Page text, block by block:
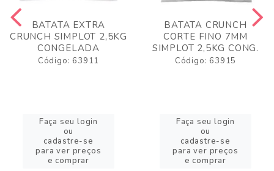
BATATA EXTRA
CRUNCH SIMPLOT 2,5KG
CONGELADA
Código: 63911
Faça seu login
ou
cadastre-se
para ver preços
e comprar
BATATA CRUNCH
CORTE FINO 7MM
SIMPLOT 2,5KG CONG.
Código: 63915
Faça seu login
ou
cadastre-se
para ver preços
e comprar